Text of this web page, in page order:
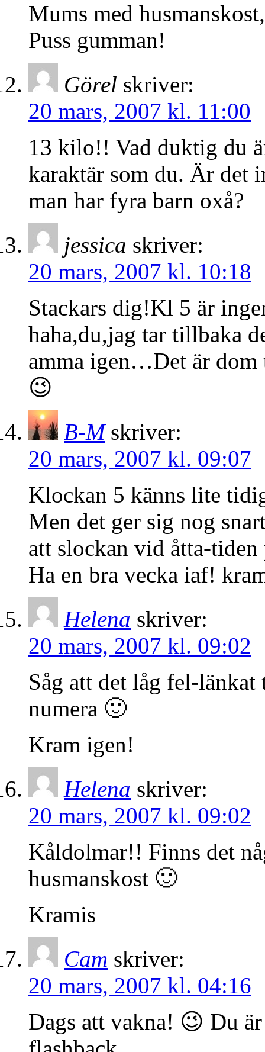
Mums med
Puss gumman!
Görel skriver:
20 mars, 2007 kl. 11:00
13 kilo!! Vad duktig du
karaktär som du. Är det
man har fyra barn oxå?
jessica skriver:
20 mars, 2007 kl. 10:18
Stackars dig!Kl 5 är
haha,du,jag tar tillbaka
amma igen…Det är dom
😉
B-M skriver:
20 mars, 2007 kl. 09:07
Klockan 5 känns lite
Men det ger sig nog
att slockan vid åtta-
Ha en bra vecka iaf!
Helena skriver:
20 mars, 2007 kl. 09:02
Såg att det låg fel-
numera 🙂
Kram igen!
Helena skriver:
20 mars, 2007 kl. 09:02
Kåldolmar!! Finns det
husmanskost 🙂
Kramis
Cam skriver:
20 mars, 2007 kl. 04:16
Dags att vakna! 😉 Du